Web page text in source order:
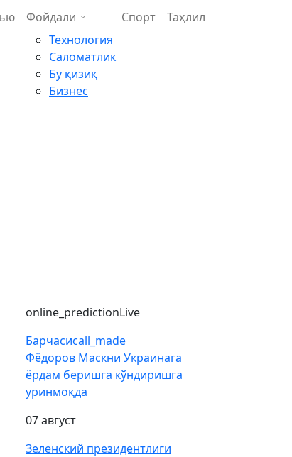
Фойдали
Технология
Саломатлик
Бу қизиқ
Бизнес
Спорт Таҳлил
online_predictionLive
Барчасиcall_made
Фёдоров Маскни Украинага
ёрдам беришга кўндиришга
уринмоқда
07 август
Зеленский президентлиги